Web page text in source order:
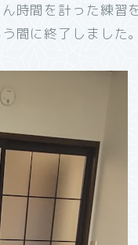
時間を計った練習
間に終了しました。